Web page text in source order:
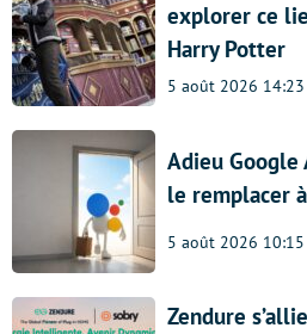
explorer ce
Harry Potter
5 août 2026 14:23
Adieu Google
le remplacer
5 août 2026 10:15
Zendure